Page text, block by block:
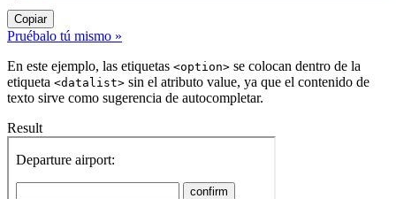
Copiar
Pruébalo tú mismo »
En este ejemplo, las etiquetas <option> se colocan dentro de la
etiqueta <datalist> sin el atributo value, ya que el contenido de
texto sirve como sugerencia de autocompletar.
Result